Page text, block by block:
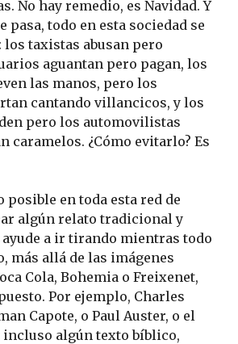
No hay remedio, es Navidad.Y
pasa, todo en esta sociedad se
los taxistas abusan pero
aguantan pero pagan, los
las manos, pero los
cantando villancicos, y los
pero los automovilistas
caramelos. ¿Cómo evitarlo? Es
en toda esta red de
algún relato tradicional y
a ir tirando mientras todo
más allá de las imágenes
Cola, Bohemia o Freixenet,
Por ejemplo, Charles
Capote, o Paul Auster, o el
incluso algún texto bíblico,